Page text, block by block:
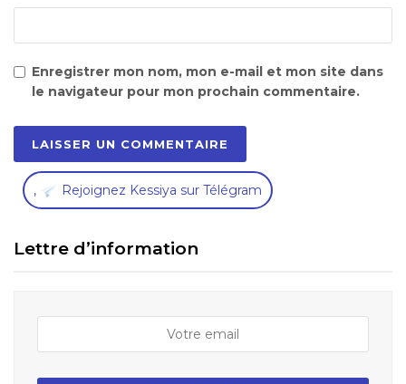
Enregistrer mon nom, mon e-mail et mon site dans
le navigateur pour mon prochain commentaire.
, Rejoignez Kessiya sur Télégram
Lettre d’information